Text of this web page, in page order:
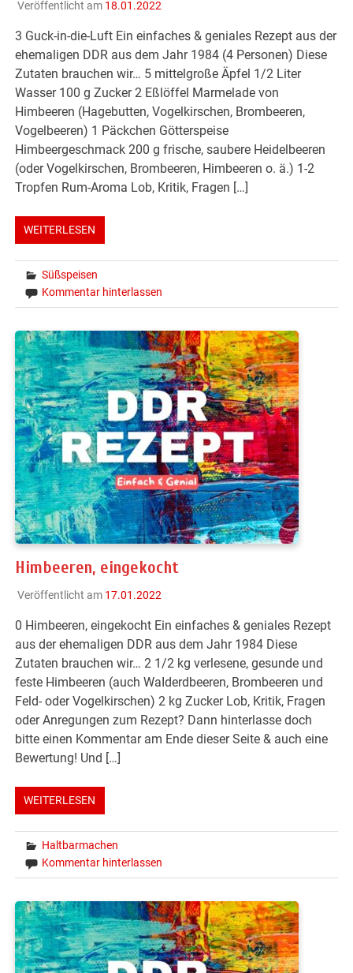
Veröffentlicht am 18.01.2022
3 Guck-in-die-Luft Ein einfaches & geniales Rezept aus der
ehemaligen DDR aus dem Jahr 1984 (4 Personen) Diese
Zutaten brauchen wir… 5 mittelgroße Äpfel 1/2 Liter
Wasser 100 g Zucker 2 Eßlöffel Marmelade von
Himbeeren (Hagebutten, Vogelkirschen, Brombeeren,
Vogelbeeren) 1 Päckchen Götterspeise
Himbeergeschmack 200 g frische, saubere Heidelbeeren
(oder Vogelkirschen, Brombeeren, Himbeeren o. ä.) 1-2
Tropfen Rum-Aroma Lob, Kritik, Fragen […]
WEITERLESEN
Süßspeisen
Kommentar hinterlassen
Himbeeren, eingekocht
Veröffentlicht am 17.01.2022
0 Himbeeren, eingekocht Ein einfaches & geniales Rezept
aus der ehemaligen DDR aus dem Jahr 1984 Diese
Zutaten brauchen wir… 2 1/2 kg verlesene, gesunde und
feste Himbeeren (auch WaIderdbeeren, Brombeeren und
Feld- oder Vogelkirschen) 2 kg Zucker Lob, Kritik, Fragen
oder Anregungen zum Rezept? Dann hinterlasse doch
bitte einen Kommentar am Ende dieser Seite & auch eine
Bewertung! Und […]
WEITERLESEN
Haltbarmachen
Kommentar hinterlassen